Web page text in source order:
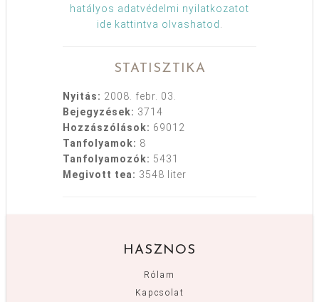
hatályos adatvédelmi nyilatkozatot
ide kattintva olvashatod
STATISZTIKA
Nyitás: 2008. febr. 03.
Bejegyzések: 3714
Hozzászólások: 69012
Tanfolyamok: 8
Tanfolyamozók: 5431
Megivott tea: 3548 liter
HASZNOS
Rólam
Kapcsolat